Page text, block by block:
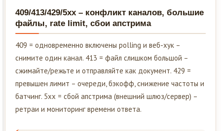
409/413/429/5xx – конфликт каналов, большие
файлы, rate limit, сбои апстрима
409 = одновременно включены polling и веб-хук –
снимите один канал. 413 = файл слишком большой –
сжимайте/режьте и отправляйте как документ. 429 =
превышен лимит – очереди, бэкофф, снижение частоты и
батчинг. 5xx = сбой апстрима (внешний шлюз/сервер) –
ретраи и мониторинг времени ответа.